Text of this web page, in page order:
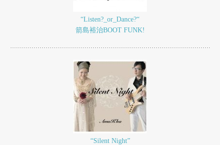
“Listen?_or_Dance?“
箭島裕治BOOT FUNK!
“Silent Night”